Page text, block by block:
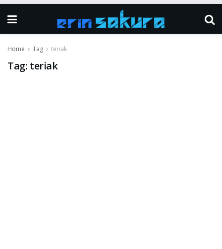
Home Tag teriak
Tag: teriak